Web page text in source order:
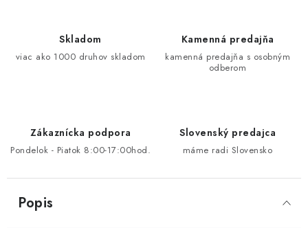
Skladom
viac ako 1000 druhov skladom
Kamenná predajňa
kamenná predajňa s osobným
odberom
Zákaznícka podpora
Pondelok - Piatok 8:00-17:00hod.
Slovenský predajca
máme radi Slovensko
Popis